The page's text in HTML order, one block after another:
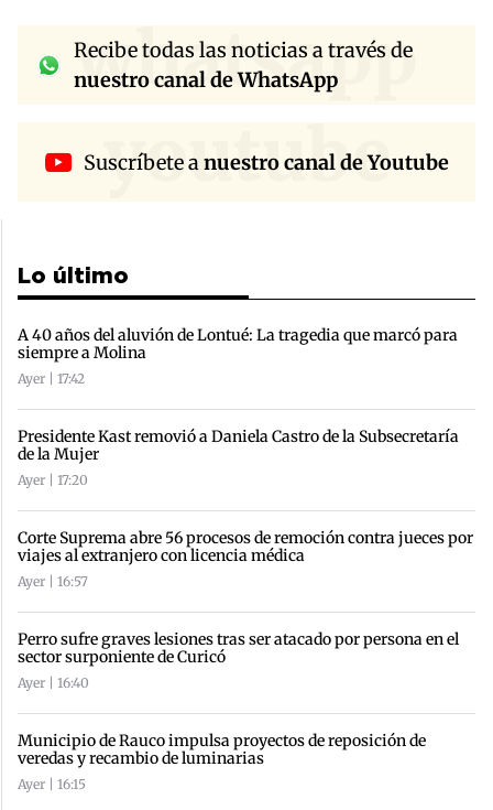
whatsapp
Recibe todas las noticias a través de
nuestro canal de WhatsApp
youtube
Suscríbete anuestro canal de Youtube
Lo último
A 40 años del aluvión de Lontué: La tragedia que marcó para
siempre a Molina
Ayer | 17:42
Presidente Kast removió a Daniela Castro de la Subsecretaría
de la Mujer
Ayer | 17:20
Corte Suprema abre 56 procesos de remoción contra jueces por
viajes al extranjero con licencia médica
Ayer | 16:57
Perro sufre graves lesiones tras ser atacado por persona en el
sector surponiente de Curicó
Ayer | 16:40
Municipio de Rauco impulsa proyectos de reposición de
veredas y recambio de luminarias
Ayer | 16:15